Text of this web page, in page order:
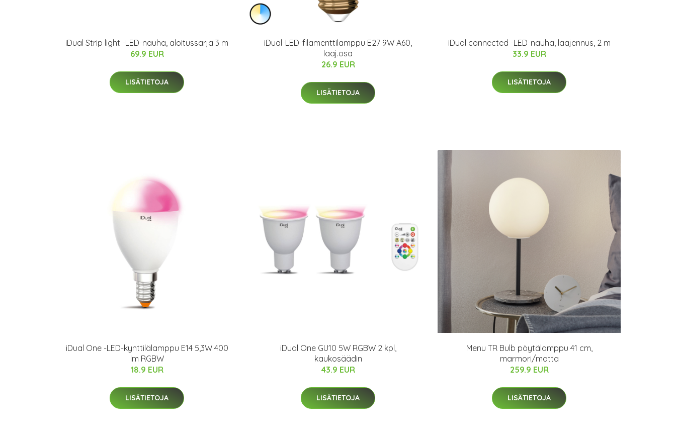
iDual Strip light -LED-nauha, aloitussarja 3 m
69.9 EUR
LISÄTIETOJA
iDual-LED-filamenttilamppu E27 9W A60,
laaj.osa
26.9 EUR
LISÄTIETOJA
iDual connected -LED-nauha, laajennus, 2 m
33.9 EUR
LISÄTIETOJA
iDual One -LED-kynttilälamppu E14 5,3W 400
lm RGBW
18.9 EUR
LISÄTIETOJA
iDual One GU10 5W RGBW 2 kpl,
kaukosäädin
43.9 EUR
LISÄTIETOJA
Menu TR Bulb pöytälamppu 41 cm,
marmori/matta
259.9 EUR
LISÄTIETOJA